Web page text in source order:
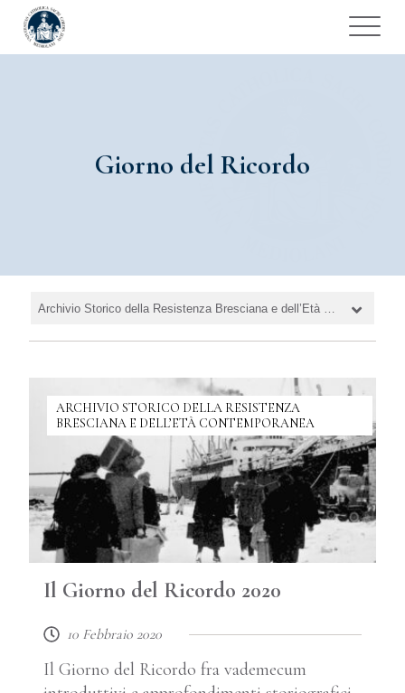
Giorno del Ricordo
ARCHIVIO STORICO DELLA RESISTENZA
BRESCIANA E DELL’ETÀ CONTEMPORANEA
Il Giorno del Ricordo 2020
10 Febbraio 2020
Il Giorno del Ricordo fra vademecum